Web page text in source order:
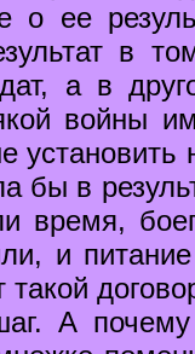
о ее
в
а в
войны
бы в
время,
и
такой
А почему